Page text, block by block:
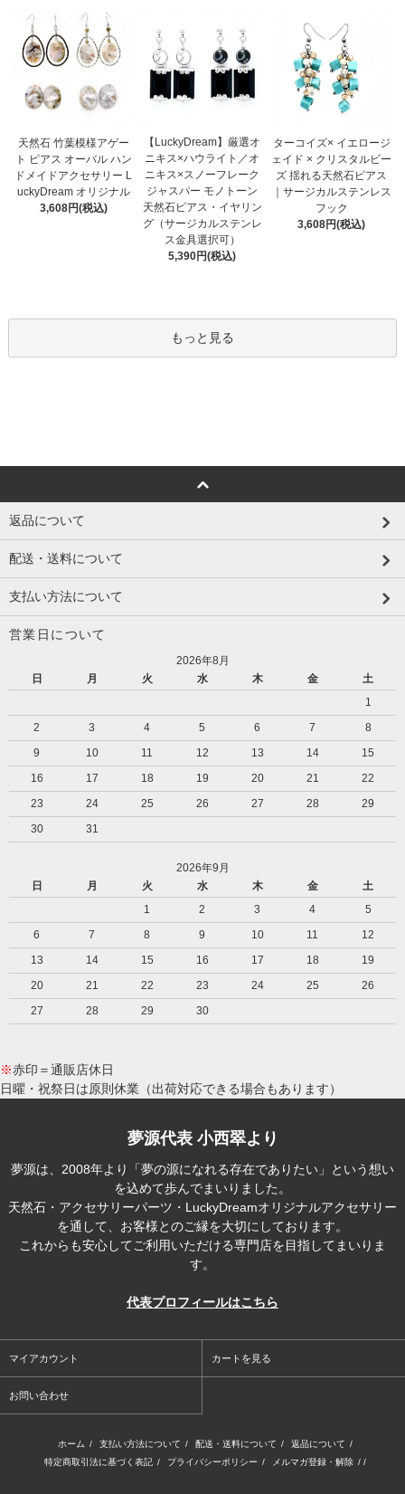
天然石 竹葉模様アゲー
ト ピアス オーバル ハン
ドメイドアクセサリー L
uckyDream オリジナル
3,608円(税込)
【LuckyDream】厳選オ
ニキス×ハウライト／オ
ニキス×スノーフレーク
ジャスパー モノトーン
天然石ピアス・イヤリン
グ（サージカルステンレ
ス金具選択可）
5,390円(税込)
ターコイズ× イエロージ
ェイド × クリスタルビー
ズ 揺れる天然石ピアス
｜サージカルステンレス
フック
3,608円(税込)
もっと見る
返品について
配送・送料について
支払い方法について
営業日について
2026年8月
日
月 火 水 木 金
土
1
2
3 4 5 6 7
8
9
10 11 12 13 14
15
16
17 18 19 20 21
22
23
24 25 26 27 28
29
30
31
2026年9月
日
月 火 水 木 金
土
1
2 3 4
5
6
7 8 9 10 11
12
13
14 15 16 17 18
19
20
21 22 23 24 25
26
27
28 29 30
※赤印＝通販店休日
日曜・祝祭日は原則休業（出荷対応できる場合もあります）
夢源代表 小西翠より
夢源は、2008年より「夢の源になれる存在でありたい」という想い
を込めて歩んでまいりました。
天然石・アクセサリーパーツ・LuckyDreamオリジナルアクセサリー
を通して、お客様とのご縁を大切にしております。
これからも安心してご利用いただける専門店を目指してまいりま
す。
代表プロフィールはこちら
マイアカウント カートを見る
お問い合わせ
ホーム / 支払い方法について / 配送・送料について / 返品について /
特定商取引法に基づく表記 / プライバシーポリシー / メルマガ登録・解除 / /